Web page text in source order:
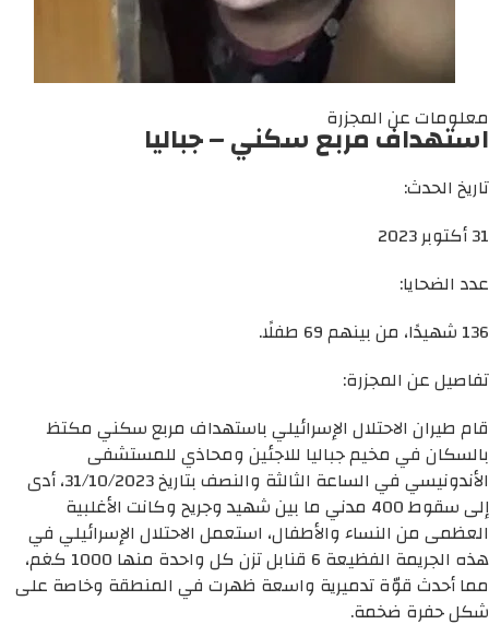
معلومات عن المجزرة
استهداف مربع سكني – جباليا
تاريخ الحدث:
31 أكتوبر 2023
عدد الضحايا:
136 شهيدًا، من بينهم 69 طفلًا.
تفاصيل عن المجزرة:
قام طيران الاحتلال الإسرائيلي باستهداف مربع سكني مكتظ
بالسكان في مخيم جباليا للاجئين ومحاذي للمستشفى
الأندونيسي في الساعة الثالثة والنصف بتاريخ 31/10/2023، أدى
إلى سقوط 400 مدني ما بين شهيد وجريح وكانت الأغلبية
العظمى من النساء والأطفال، استعمل الاحتلال الإسرائيلي في
هذه الجريمة الفظيعة 6 قنابل تزن كل واحدة منها 1000 كغم،
مما أحدث قوّة تدميرية واسعة ظهرت في المنطقة وخاصة على
شكل حفرة ضخمة.